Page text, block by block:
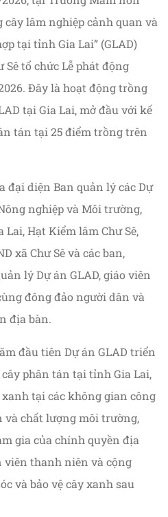
cây lâm nghiệp cảnh quan và
tại tỉnh Gia Lai” (GLAD)
Sê tổ chức Lễ phát động
Đây là hoạt động trồng
tại Gia Lai, mở đầu với kế
tán tại 25 điểm trồng trên
đại diện Ban quản lý các Dự
nghiệp và Môi trường,
Hạt Kiểm lâm Chư Sê,
xã Chư Sê và các ban,
lý Dự án GLAD, giáo viên
đông đảo người dân và
địa bàn.
đầu tiên Dự án GLAD triển
phân tán tại tỉnh Gia Lai,
tại các không gian công
và chất lượng môi trường,
gia của chính quyền địa
viên thanh niên và cộng
và bảo vệ cây xanh sau